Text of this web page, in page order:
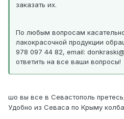
заказать их.
По любым вопросам
лакокрасочной продукции
978 097 44 82, email:
ответить на все ваши вопросы!
шо вы все в Севастополь
Удобно из Севаса по Крыму